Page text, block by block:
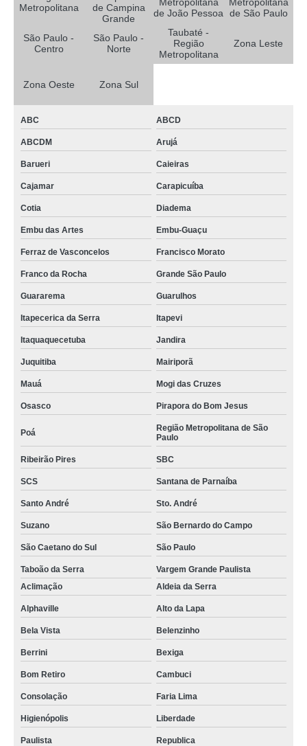
Metropolitana
de Campina
Grande
de João Pessoa
de São Paulo
São Paulo -
Centro
São Paulo -
Norte
Taubaté -
Região
Metropolitana
Zona Leste
Zona Oeste Zona Sul
ABC ABCD
ABCDM Arujá
Barueri Caieiras
Cajamar Carapicuíba
Cotia Diadema
Embu das Artes Embu-Guaçu
Ferraz de Vasconcelos Francisco Morato
Franco da Rocha Grande São Paulo
Guararema Guarulhos
Itapecerica da Serra Itapevi
Itaquaquecetuba Jandira
Juquitiba Mairiporã
Mauá Mogi das Cruzes
Osasco Pirapora do Bom Jesus
Poá
Região Metropolitana de São
Paulo
Ribeirão Pires SBC
SCS Santana de Parnaíba
Santo André Sto. André
Suzano São Bernardo do Campo
São Caetano do Sul São Paulo
Taboão da Serra
Vargem Grande Paulista
Aclimação
Aldeia da Serra
Alphaville Alto da Lapa
Bela Vista Belenzinho
Berrini Bexiga
Bom Retiro Cambuci
Consolação Faria Lima
Higienópolis Liberdade
Paulista Republica